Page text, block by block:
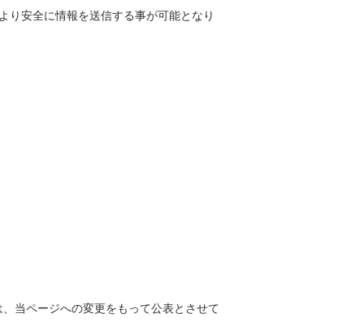
り安全に情報を送信する事が可能となり
当ページへの変更をもって公表とさせて